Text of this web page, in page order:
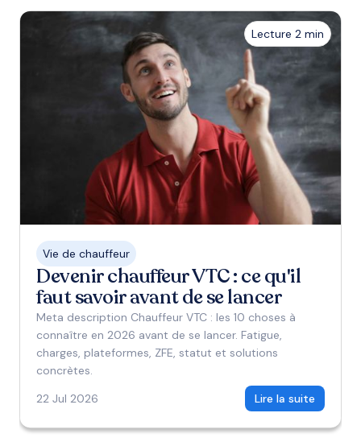
Lecture 2 min
Vie de chauffeur
Devenir chauffeur VTC : ce qu'il
faut savoir avant de se lancer
Meta description Chauffeur VTC : les 10 choses à
connaître en 2026 avant de se lancer. Fatigue,
charges, plateformes, ZFE, statut et solutions
concrètes.
22 Jul 2026
Lire la suite